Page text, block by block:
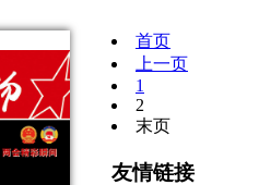
首页
上一页
1
2
末页
友情链接